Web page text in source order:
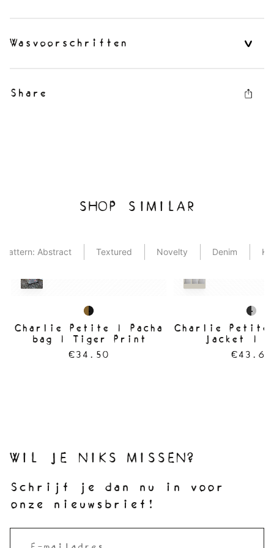
Wasvoorschriften
Share
SHOP SIMILAR
Pattern: Abstract Textured Novelty Denim
Charlie Petite | Pacha
bag | Tiger Print
€34.50
Charlie Petite
Jacket |
€43.60
WIL JE NIKS MISSEN?
Schrijf je dan nu in voor
onze nieuwsbrief!